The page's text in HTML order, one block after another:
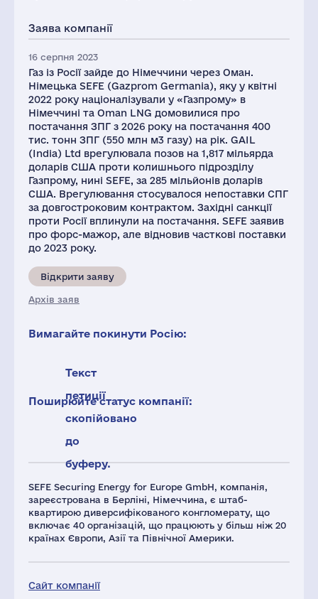
SEFE Securing Energy for Europe GmbH, компанія,
зареєстрована в Берліні, Німеччина, є штаб-
квартирою диверсифікованого конгломерату, що
включає 40 організацій, що працюють у більш ніж 20
країнах Європи, Азії та Північної Америки.
Сайт компанії
Заява компанії
16 серпня 2023
Газ із Росії зайде до Німеччини через Оман.
Німецька SEFE (Gazprom Germania), яку у квітні
2022 року націоналізували у «Газпрому» в
Німеччині та Oman LNG домовилися про
постачання ЗПГ з 2026 року на постачання 400
тис. тонн ЗПГ (550 млн м3 газу) на рік. GAIL
(India) Ltd врегулювала позов на 1,817 мільярда
доларів США проти колишнього підрозділу
Газпрому, нині SEFE, за 285 мільйонів доларів
США. Врегулювання стосувалося непоставки СПГ
за довгостроковим контрактом. Західні санкції
проти Росії вплинули на постачання. SEFE заявив
про форс-мажор, але відновив часткові поставки
до 2023 року.
Відкрити заяву
Архів заяв
Вимагайте покинути Росію:
Текст
петиції
скопійовано
до
буферу.
Поширюйте статус компанії: